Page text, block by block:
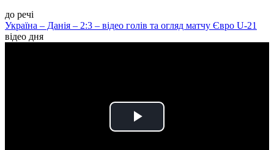
до речі
Україна – Данія – 2:3 – відео голів та огляд матчу Євро U-21
відео дня
Play